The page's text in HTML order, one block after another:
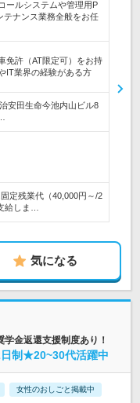
ールシステムや管理用P
テナンス業務全般をお任
免許（AT限定可）をお持
IT業界の経験がある方
安田生命今池内山ビル8
定残業代（40,000円～/2
給しま…
気になる
金返還支援制度あり！
制★20~30代活躍中
女性のおしごと掲載中